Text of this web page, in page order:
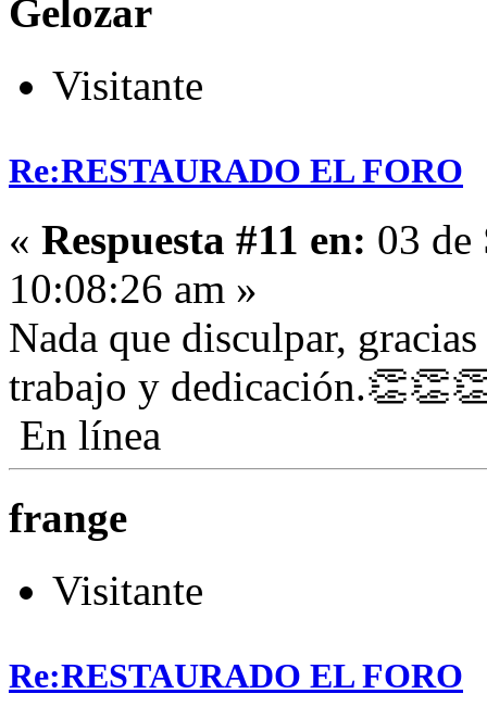
Gelozar
Visitante
Re:RESTAURADO EL FORO
« Respuesta #11 en: 03 de
10:08:26 am »
Nada que disculpar,
trabajo y
En línea
frange
Visitante
Re:RESTAURADO EL FORO